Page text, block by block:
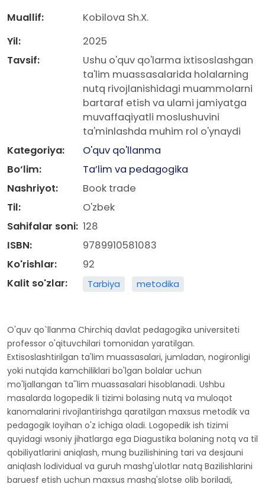
Muallif:
Kobilova Sh.X.
Yil:
2025
Tavsif:
Ushu o'quv qo'larma ixtisoslashgan
ta'lim muassasalarida holalarning
nutq rivojlanishidagi muammolarni
bartaraf etish va ulami jamiyatga
muvaffaqiyatli moslushuvini
ta'minlashda muhim rol o'ynaydi
Kategoriya:
O'quv qo'llanma
Bo‘lim:
Ta’lim va pedagogika
Nashriyot:
Book trade
Til:
O'zbek
Sahifalar soni: 128
ISBN:
9789910581083
Ko'rishlar:
92
Kalit so'zlar:
Tarbiya metodika
O'quv qo`llanma Chirchiq davlat pedagogika universiteti
professor o'qituvchilari tomonidan yaratilgan.
Extisoslashtirilgan ta'lim muassasalari, jumladan, nogironligi
yoki nutqida kamchiliklari bo'lgan bolalar uchun
mo'ljallangan ta''lim muassasalari hisoblanadi. Ushbu
masalarda logopedik li tizimi bolasing nutq va muloqot
kanomalarini rivojlantirishga qaratilgan maxsus metodik va
pedagogik Ioyihan o'z ichiga oladi. Logopedik ish tizimi
quyidagi wsoniy jihatlarga ega Diagustika bolaning notq va til
qobiliyatlarini aniqlash, mung buzilishining tari va desjauni
aniqlash lodividual va guruh mashg'ulotlar natą Bazilishlarini
baruesf etish uchun maxsus mashg'slotse olib boriladi,